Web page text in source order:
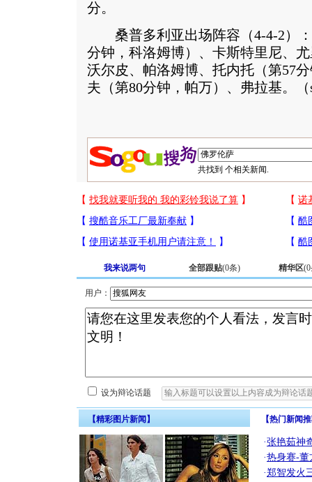
分。
桑普多利亚出场阵容（4-4-2）：
分钟，科洛姆博）、卡斯特里尼、
沃尔皮、帕洛姆博、托内托（第57
夫（第80分钟，帕万）、弗拉基。（
共找到 个相关新闻.
我来说两句 全部跟贴(0条) 精华区(0
用户：
设为辩论话题
【精彩图片新闻】 【热门新闻
·张艳茹神
·热身赛-董
·郑智发火